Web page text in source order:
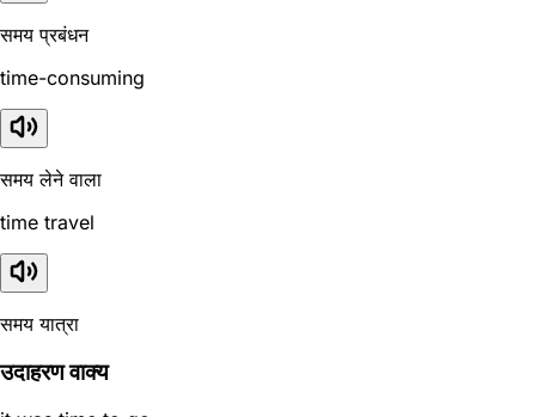
समय प्रबंधन
time-consuming
समय लेने वाला
time travel
समय यात्रा
उदाहरण वाक्य